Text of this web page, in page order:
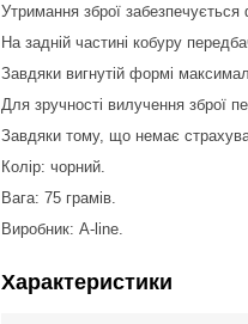
Утримання зброї
На задній частині кобуру
Завдяки вигнутій формі
Для зручності вилучення зброї
Завдяки тому, що немає
Колір: чорний.
Вага: 75 грамів.
Виробник: A-line.
Характеристики